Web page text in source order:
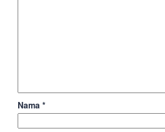
Nama *